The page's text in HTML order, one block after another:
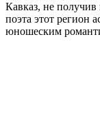
Кавказ, не
поэта этот регион
юношеским